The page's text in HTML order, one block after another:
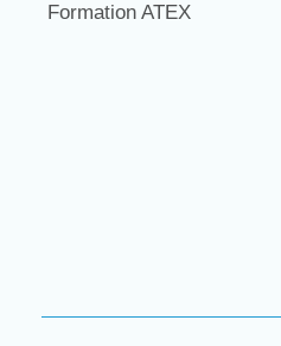
Formation ATEX